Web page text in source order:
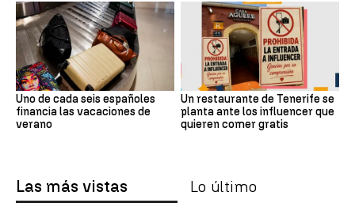
Uno de cada seis españoles
financia las vacaciones de
verano
Un restaurante de Tenerife se
planta ante los influencer que
quieren comer gratis
Las más vistas Lo último